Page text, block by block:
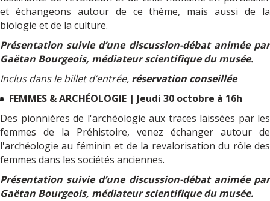
et échangeons autour de ce thème, mais aussi de la
biologie et de la culture.
Présentation suivie d’une discussion-débat animée par
Gaëtan Bourgeois, médiateur scientifique du musée.
Inclus dans le billet d’entrée, réservation conseillée
FEMMES & ARCHÉOLOGIE | Jeudi 30 octobre à 16h
Des pionnières de l'archéologie aux traces laissées par les
femmes de la Préhistoire, venez échanger autour de
l'archéologie au féminin et de la revalorisation du rôle des
femmes dans les sociétés anciennes.
Présentation suivie d’une discussion-débat animée par
Gaëtan Bourgeois, médiateur scientifique du musée.